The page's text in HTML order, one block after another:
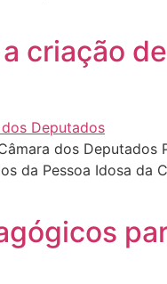
criação
dos
da Pessoa Idosa da